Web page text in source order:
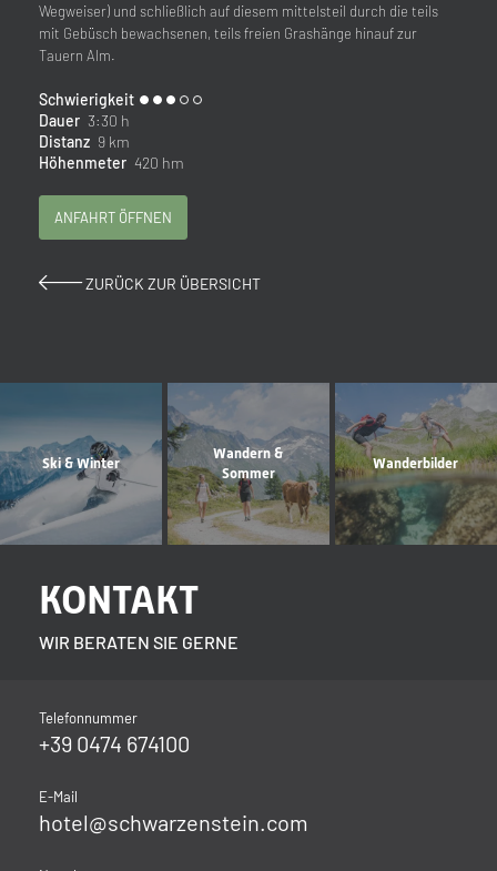
Wegweiser) und schließlich auf diesem mittelsteil durch die teils
mit Gebüsch bewachsenen, teils freien Grashänge hinauf zur
Tauern Alm.
Schwierigkeit
Dauer 3:30 h
Distanz 9 km
Höhenmeter 420 hm
ANFAHRT ÖFFNEN
ZURÜCK ZUR ÜBERSICHT
Ski & Winter
Wandern &
Sommer
Wanderbilder
KONTAKT
WIR BERATEN SIE GERNE
Telefonnummer
+39 0474 674100
E-Mail
hotel@schwarzenstein.com